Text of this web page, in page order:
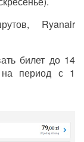
Ryanair
билет до 14
на период с 1